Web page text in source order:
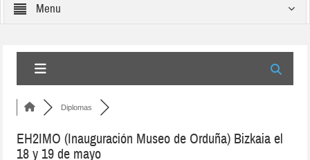
Menu
Diplomas
EH2IMO (Inauguración Museo de Orduña) Bizkaia el
18 y 19 de mayo